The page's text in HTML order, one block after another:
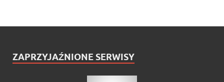
ZAPRZYJAŹNIONE SERWISY